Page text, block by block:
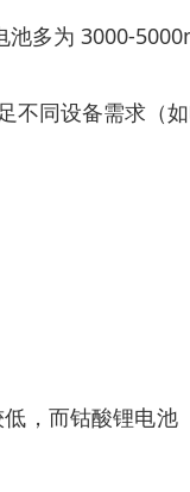
多为 3000-
同设备需求（
，而钴酸锂电